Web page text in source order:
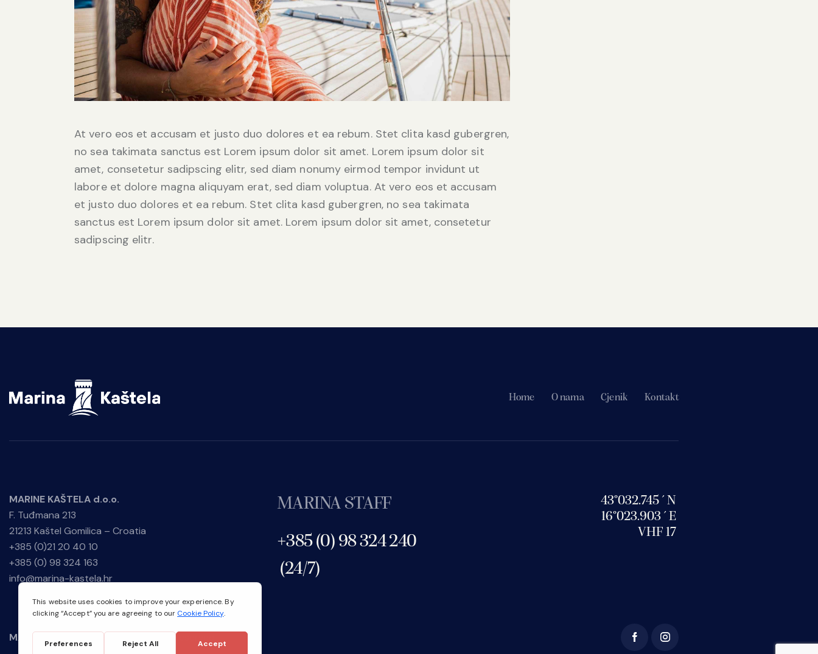
At vero eos et accusam et justo duo dolores et ea rebum. Stet clita kasd gubergren,
no sea takimata sanctus est Lorem ipsum dolor sit amet. Lorem ipsum dolor sit
amet, consetetur sadipscing elitr, sed diam nonumy eirmod tempor invidunt ut
labore et dolore magna aliquyam erat, sed diam voluptua. At vero eos et accusam
et justo duo dolores et ea rebum. Stet clita kasd gubergren, no sea takimata
sanctus est Lorem ipsum dolor sit amet. Lorem ipsum dolor sit amet, consetetur
sadipscing elitr.
Home O nama Cjenik Kontakt
MARINE KAŠTELA d.o.o.
F. Tuđmana 213
21213 Kaštel Gomilica – Croatia
+385 (0)21 20 40 10
+385 (0) 98 324 163
info@marina-kastela.hr
MARINA STAFF
+385 (0) 98 324 240
(24/7)
43°032.745´N
16°023.903´E
VHF 17
MARINE KAŠTELA © 2026. All Rights Reserved.